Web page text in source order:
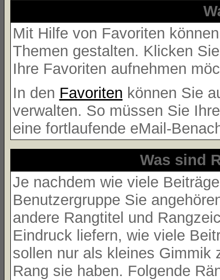
Mit Hilfe von Favoriten
Themen gestalten. Klicken
Ihre Favoriten aufnehmen
In den Favoriten können Sie
verwalten. So müssen Sie
eine fortlaufende eMail-
Was sind
Je nachdem wie viele
Benutzergruppe Sie
andere Rangtitel und
Eindruck liefern, wie viele
sollen nur als kleines Gimmik
Rang sie haben. Folgende